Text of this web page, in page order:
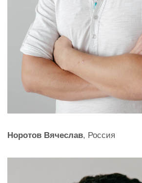
Норотов Вячеслав, Россия